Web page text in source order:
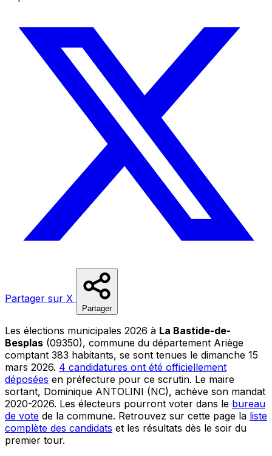
Partager sur X
Partager
Les élections municipales 2026 à La Bastide-de-
Besplas (09350), commune du département Ariège
comptant 383 habitants, se sont tenues le dimanche 15
mars 2026. 4 candidatures ont été officiellement
déposées en préfecture pour ce scrutin. Le maire
sortant, Dominique ANTOLINI (NC), achève son mandat
2020-2026. Les électeurs pourront voter dans le bureau
de vote de la commune. Retrouvez sur cette page la liste
complète des candidats et les résultats dès le soir du
premier tour.